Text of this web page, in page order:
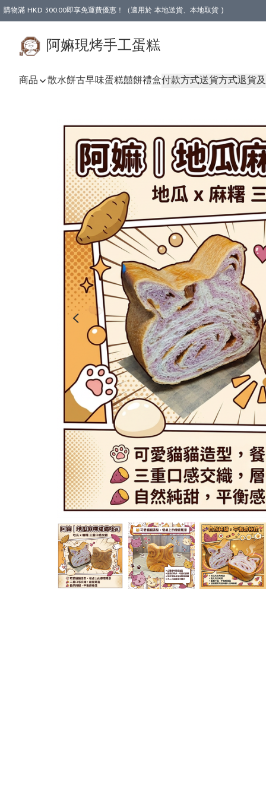
購物滿 HKD 300.00即享免運費優惠！（適用於 本地送貨、本地取貨 )
阿嫲現烤手工蛋糕
商品 散水餅古早味蛋糕囍餅禮盒付款方式送貨方式退貨